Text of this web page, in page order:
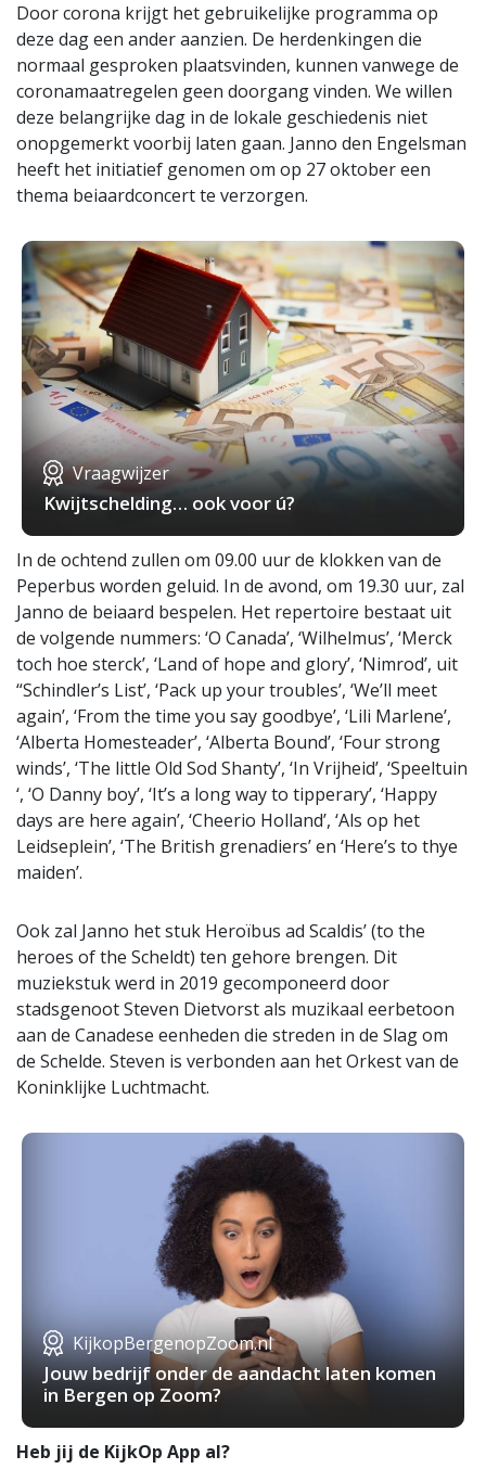
Door corona krijgt het gebruikelijke programma op
deze dag een ander aanzien. De herdenkingen die
normaal gesproken plaatsvinden, kunnen vanwege de
coronamaatregelen geen doorgang vinden. We willen
deze belangrijke dag in de lokale geschiedenis niet
onopgemerkt voorbij laten gaan. Janno den Engelsman
heeft het initiatief genomen om op 27 oktober een
thema beiaardconcert te verzorgen.
Vraagwijzer
Kwijtschelding… ook voor ú?
In de ochtend zullen om 09.00 uur de klokken van de
Peperbus worden geluid. In de avond, om 19.30 uur, zal
Janno de beiaard bespelen. Het repertoire bestaat uit
de volgende nummers: ‘O Canada’, ‘Wilhelmus’, ‘Merck
toch hoe sterck’, ‘Land of hope and glory’, ‘Nimrod’, uit
“Schindler’s List’, ‘Pack up your troubles’, ‘We’ll meet
again’, ‘From the time you say goodbye’, ‘Lili Marlene’,
‘Alberta Homesteader’, ‘Alberta Bound’, ‘Four strong
winds’, ‘The little Old Sod Shanty’, ‘In Vrijheid’, ‘Speeltuin
‘, ‘O Danny boy’, ‘It’s a long way to tipperary’, ‘Happy
days are here again’, ‘Cheerio Holland’, ‘Als op het
Leidseplein’, ‘The British grenadiers’ en ‘Here’s to thye
maiden’.
Ook zal Janno het stuk Heroïbus ad Scaldis’ (to the
heroes of the Scheldt) ten gehore brengen. Dit
muziekstuk werd in 2019 gecomponeerd door
stadsgenoot Steven Dietvorst als muzikaal eerbetoon
aan de Canadese eenheden die streden in de Slag om
de Schelde. Steven is verbonden aan het Orkest van de
Koninklijke Luchtmacht.
KijkopBergenopZoom.nl
Jouw bedrijf onder de aandacht laten komen
in Bergen op Zoom?
Heb jij de KijkOp App al?